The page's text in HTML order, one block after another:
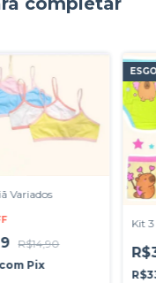
Variados
R$14,90
com Pix
Kit